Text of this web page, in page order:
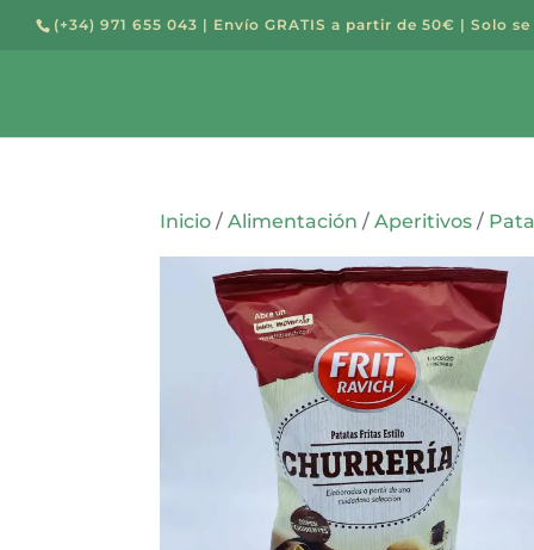
(+34) 971 655 043 | Envío GRATIS a partir de 50€ | Solo
Inicio /Alimentación /Aperitivos /